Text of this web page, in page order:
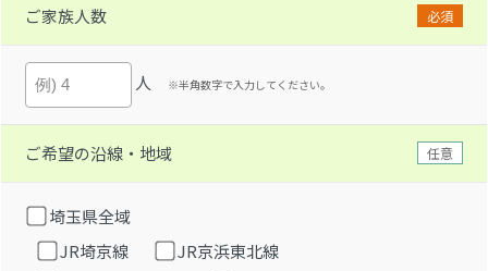
ご家族人数 必須
人 ※半角数字で入力してください。
ご希望の沿線・地域 任意
埼玉県全域
JR埼京線
JR京浜東北線